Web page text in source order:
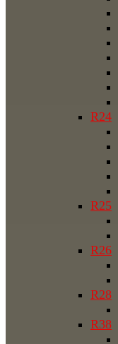
R24
R25
R26
R28
R38